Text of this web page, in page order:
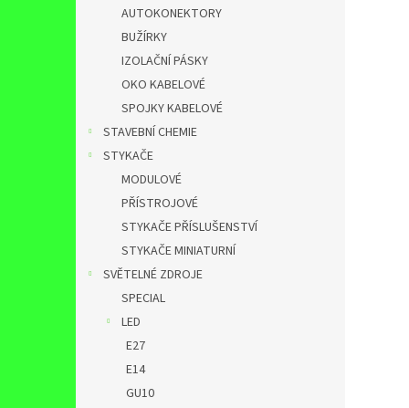
AUTOKONEKTORY
BUŽÍRKY
IZOLAČNÍ PÁSKY
OKO KABELOVÉ
SPOJKY KABELOVÉ
STAVEBNÍ CHEMIE
STYKAČE
MODULOVÉ
PŘÍSTROJOVÉ
STYKAČE PŘÍSLUŠENSTVÍ
STYKAČE MINIATURNÍ
SVĚTELNÉ ZDROJE
SPECIAL
LED
E27
E14
GU10